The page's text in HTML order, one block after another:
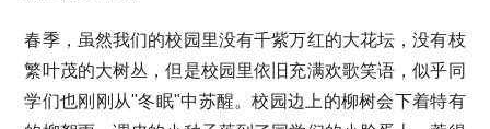
春季，虽然我们的校园里没有千紫万红的大花坛，没有枝
繁叶茂的大树丛，但是校园里依旧充满欢歌笑语，似乎同
学们也刚刚从"冬眠"中苏醒。校园边上的柳树会下着特有